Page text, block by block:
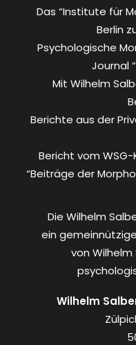
Das “Institute für
Berlin
Psychologische
Journal
Mit Wilhelm
Berichte aus der
Bericht vom WSG-
“Beiträge der
Die Wilhelm
ein
von
Wilhelm